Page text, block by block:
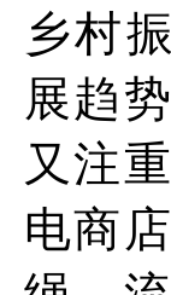
乡村
展趋
又注
电商